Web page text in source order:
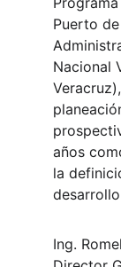
Puerto
Nacional
años
la
Ing.